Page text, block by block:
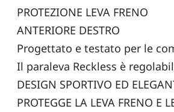
PROTEZIONE LEVA FRENO
ANTERIORE DESTRO
Progettato e testato per le
Il paraleva Reckless è
DESIGN SPORTIVO ED
PROTEGGE LA LEVA FRENO E